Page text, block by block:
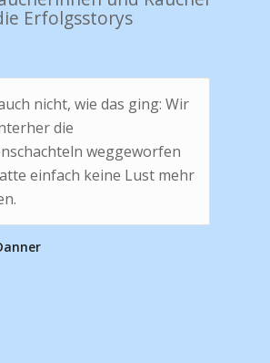
Erfolgsstorys
nicht, wie das ging: Wir
die
weggeworfen
einfach keine Lust mehr